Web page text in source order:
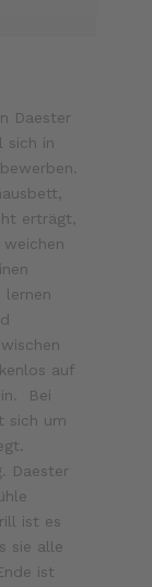
Daester
sich in
erträgt,
lernen
auf
Bei
sich um
Daester
ist es
sie alle
ist